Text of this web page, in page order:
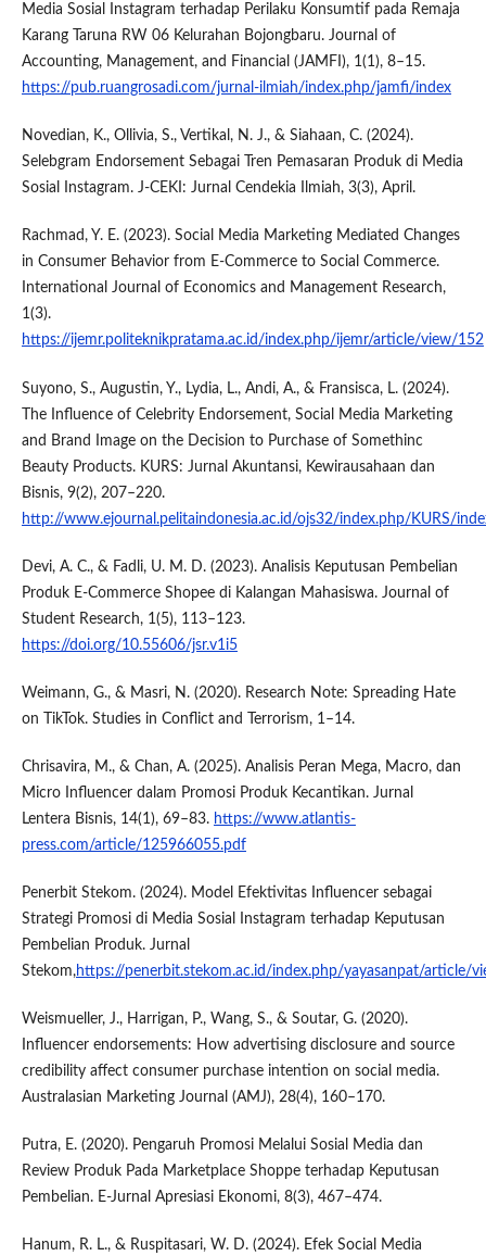
Media Sosial Instagram terhadap Perilaku Konsumtif pada Remaja
Karang Taruna RW 06 Kelurahan Bojongbaru. Journal of
Accounting, Management, and Financial (JAMFI), 1(1), 8–15.
https://pub.ruangrosadi.com/jurnal-ilmiah/index.php/jamfi/index
Novedian, K., Ollivia, S., Vertikal, N. J., & Siahaan, C. (2024).
Selebgram Endorsement Sebagai Tren Pemasaran Produk di Media
Sosial Instagram. J-CEKI: Jurnal Cendekia Ilmiah, 3(3), April.
Rachmad, Y. E. (2023). Social Media Marketing Mediated Changes
in Consumer Behavior from E-Commerce to Social Commerce.
International Journal of Economics and Management Research,
1(3).
https://ijemr.politeknikpratama.ac.id/index.php/ijemr/article/view/152
Suyono, S., Augustin, Y., Lydia, L., Andi, A., & Fransisca, L. (2024).
The Influence of Celebrity Endorsement, Social Media Marketing
and Brand Image on the Decision to Purchase of Somethinc
Beauty Products. KURS: Jurnal Akuntansi, Kewirausahaan dan
Bisnis, 9(2), 207–220.
http://www.ejournal.pelitaindonesia.ac.id/ojs32/index.php/KURS/
Devi, A. C., & Fadli, U. M. D. (2023). Analisis Keputusan Pembelian
Produk E-Commerce Shopee di Kalangan Mahasiswa. Journal of
Student Research, 1(5), 113–123.
https://doi.org/10.55606/jsr.v1i5
Weimann, G., & Masri, N. (2020). Research Note: Spreading Hate
on TikTok. Studies in Conflict and Terrorism, 1–14.
Chrisavira, M., & Chan, A. (2025). Analisis Peran Mega, Macro, dan
Micro Influencer dalam Promosi Produk Kecantikan. Jurnal
Lentera Bisnis, 14(1), 69–83. https://www.atlantis-
press.com/article/125966055.pdf
Penerbit Stekom. (2024). Model Efektivitas Influencer sebagai
Strategi Promosi di Media Sosial Instagram terhadap Keputusan
Pembelian Produk. Jurnal
Stekom,https://penerbit.stekom.ac.id/index.php/yayasanpat/article/
Weismueller, J., Harrigan, P., Wang, S., & Soutar, G. (2020).
Influencer endorsements: How advertising disclosure and source
credibility affect consumer purchase intention on social media.
Australasian Marketing Journal (AMJ), 28(4), 160–170.
Putra, E. (2020). Pengaruh Promosi Melalui Sosial Media dan
Review Produk Pada Marketplace Shoppe terhadap Keputusan
Pembelian. E-Jurnal Apresiasi Ekonomi, 8(3), 467–474.
Hanum, R. L., & Ruspitasari, W. D. (2024). Efek Social Media